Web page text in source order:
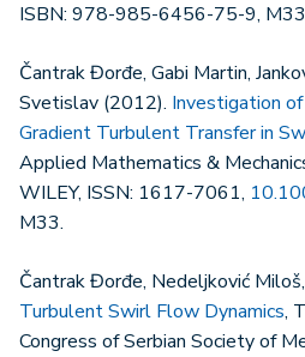
ISBN: 978-985-6456-75-9,
Čantrak Đorđe, Gabi Martin,
Svetislav (2012). Investigation
Gradient Turbulent Transfer in
Applied Mathematics &
WILEY, ISSN: 1617-7061,
M33.
Čantrak Đorđe, Nedeljković
Turbulent Swirl Flow Dynamics,
Congress of Serbian Society of